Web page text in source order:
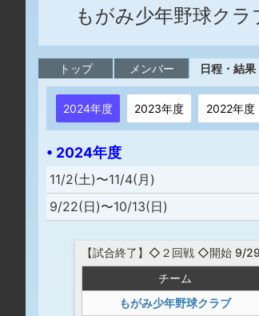
もがみ少年野球ク
トップ メンバー 日程・結果
2024年度 2023年度 2022年度
• 2024年度
11/2(土)〜11/4(月)
9/22(日)〜10/13(日)
【試合終了 】◇２回戦 ◇開始 9/
チーム
もがみ少年野球クラブ